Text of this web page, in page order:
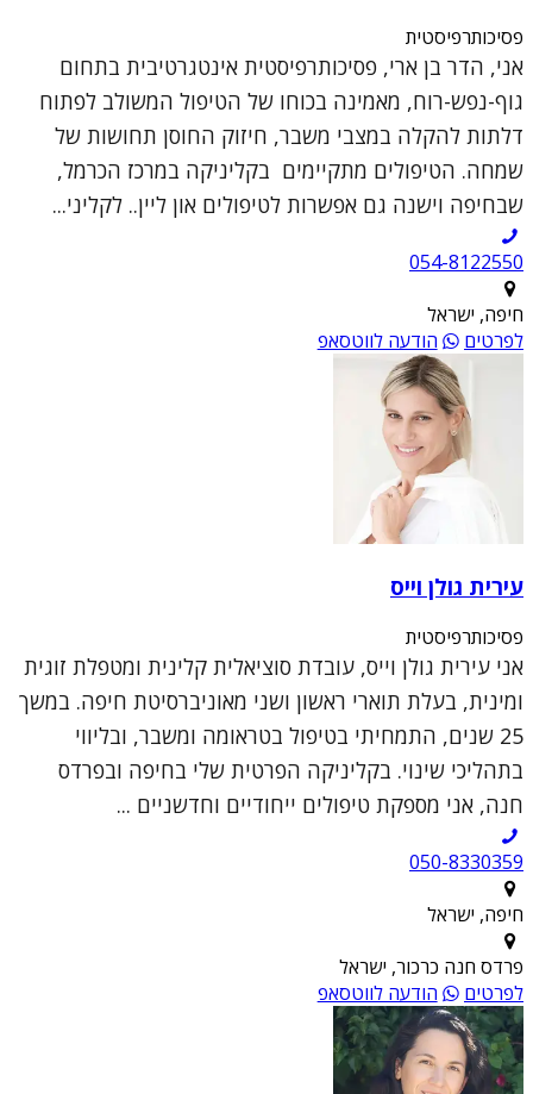
פסיכותרפיסטית
אני, הדר בן ארי, פסיכותרפיסטית אינטגרטיבית בתחום
גוף-נפש-רוח, מאמינה בכוחו של הטיפול המשולב לפתוח
דלתות להקלה במצבי משבר, חיזוק החוסן תחושות של
שמחה. הטיפולים מתקיימים בקליניקה במרכז הכרמל,
שבחיפה וישנה גם אפשרות לטיפולים און ליין.. לקליני...
054-8122550
חיפה, ישראל
לפרטים
הודעה לווטסאפ
עירית גולן וייס
פסיכותרפיסטית
אני עירית גולן וייס, עובדת סוציאלית קלינית ומטפלת זוגית
ומינית, בעלת תוארי ראשון ושני מאוניברסיטת חיפה. במשך
25 שנים, התמחיתי בטיפול בטראומה ומשבר, ובליווי
בתהליכי שינוי. בקליניקה הפרטית שלי בחיפה ובפרדס
חנה, אני מספקת טיפולים ייחודיים וחדשניים ...
050-8330359
חיפה, ישראל
פרדס חנה כרכור, ישראל
לפרטים
הודעה לווטסאפ